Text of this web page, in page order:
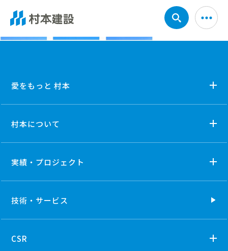
愛をもっと 村本
村本について
実績・プロジェクト
技術・ サービス
CSR